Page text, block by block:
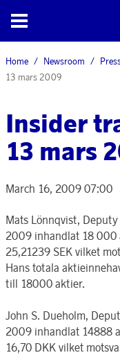
Home Newsroom
13 mars 2009
Insider
13 mars
March 16, 2009 07:00
Mats Lönnqvist,
2009 inhandlat 18 000
25,21239 SEK vilket
Hans totala
till 18000 aktier.
John S. Dueholm,
2009 inhandlat 14888
16,70 DKK vilket